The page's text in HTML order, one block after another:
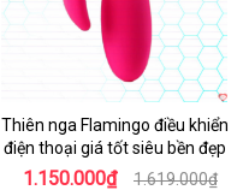
Thiên nga Flamingo điều khiển
điện thoại giá tốt siêu bền đẹp
1.150.000₫ 1.619.000₫